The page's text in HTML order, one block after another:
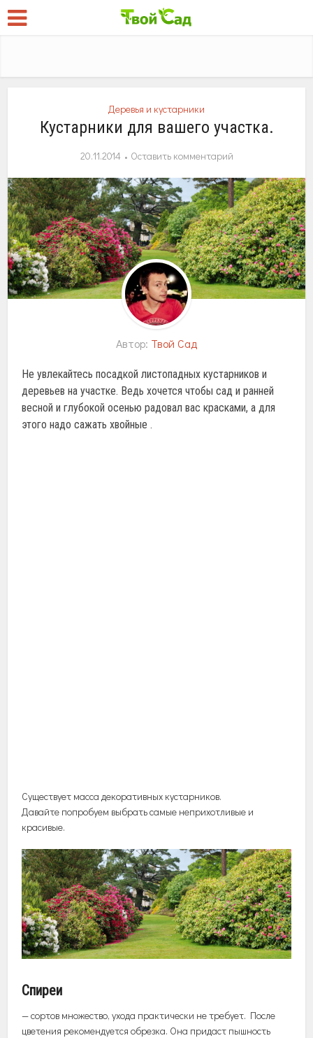
Деревья и кустарники
Кустарники для вашего участка.
20.11.2014 Оставить комментарий
Автор: Твой Сад
Не увлекайтесь посадкой листопадных кустарников и
деревьев на участке. Ведь хочется чтобы сад и ранней
весной и глубокой осенью радовал вас красками, а для
этого надо сажать хвойные .
Существует масса декоративных кустарников.
Давайте попробуем выбрать самые неприхотливые и
красивые.
Спиреи
— сортов множество, ухода практически не требует. После
цветения рекомендуется обрезка. Она придаст пышность